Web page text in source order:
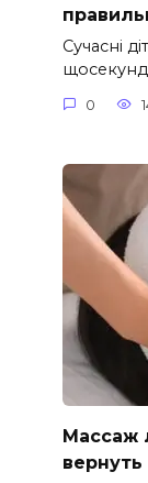
Сучасні
0
Массаж